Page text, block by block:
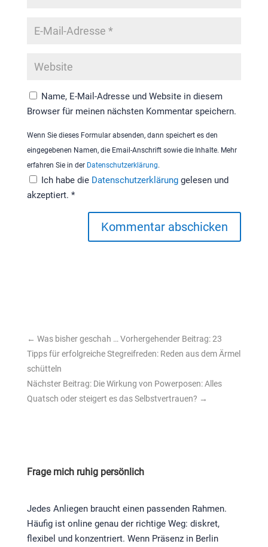
Name, E-Mail-Adresse und Website in diesem
Browser für meinen nächsten Kommentar speichern.
Wenn Sie dieses Formular absenden, dann speichert es den
eingegebenen Namen, die Email-Anschrift sowie die Inhalte. Mehr
erfahren Sie in der Datenschutzerklärung.
Ich habe die Datenschutzerklärung gelesen und
akzeptiert. *
Kommentar abschicken
← Was bisher geschah … Vorhergehender Beitrag: 23
Tipps für erfolgreiche Stegreifreden: Reden aus dem Ärmel
schütteln
Nächster Beitrag: Die Wirkung von Powerposen: Alles
Quatsch oder steigert es das Selbstvertrauen? →
Frage mich ruhig persönlich
Jedes Anliegen braucht einen passenden Rahmen.
Häufig ist online genau der richtige Weg: diskret,
flexibel und konzentriert. Wenn Präsenz in Berlin